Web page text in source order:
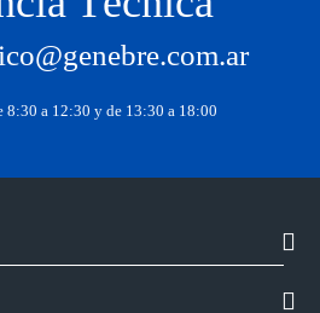
8:30 a 12:30 y de 13:30 a 18:00